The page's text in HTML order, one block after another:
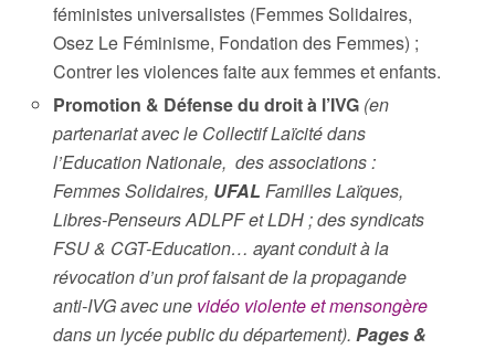
féministes universalistes (Femmes Solidaires,
Osez Le Féminisme, Fondation des Femmes) ;
Contrer les violences faite aux femmes et enfants.
Promotion & Défense du droit à l’IVG (en
partenariat avec le Collectif Laïcité dans
l’Education Nationale, des associations :
Femmes Solidaires, UFAL Familles Laïques,
Libres-Penseurs ADLPF et LDH ; des syndicats
FSU & CGT-Education… ayant conduit à la
révocation d’un prof faisant de la propagande
anti-IVG avec une vidéo violente et mensongère
dans un lycée public du département).Pages &